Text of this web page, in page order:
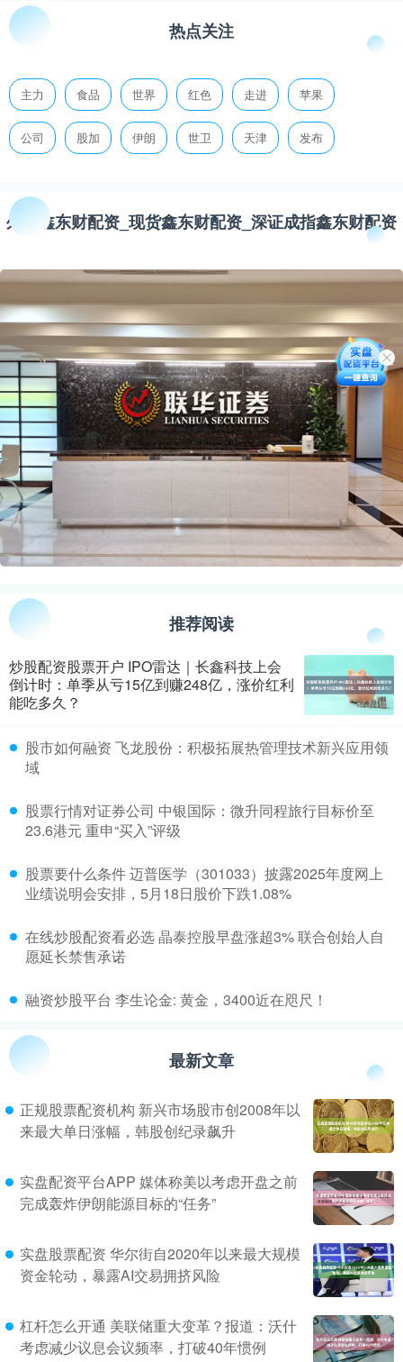
热点关注
主力 食品 世界 红色 走进 苹果
公司 股加 伊朗 世卫 天津 发布
外汇鑫东财配资_现货鑫东财配资_深证成指鑫东财配资
推荐阅读
炒股配资股票开户 IPO雷达｜长鑫科技上会
倒计时：单季从亏15亿到赚248亿，涨价红利
能吃多久？
​股市如何融资 飞龙股份：积极拓展热管理技术新兴应用领
域
​股票行情对证券公司 中银国际：微升同程旅行目标价至
23.6港元 重申“买入”评级
​股票要什么条件 迈普医学（301033）披露2025年度网上
业绩说明会安排，5月18日股价下跌1.08%
​在线炒股配资看必选 晶泰控股早盘涨超3% 联合创始人自
愿延长禁售承诺
​融资炒股平台 李生论金: 黄金，3400近在咫尺！
最新文章
正规股票配资机构 新兴市场股市创2008年以
来最大单日涨幅，韩股创纪录飙升
实盘配资平台APP 媒体称美以考虑开盘之前
完成轰炸伊朗能源目标的“任务”
实盘股票配资 华尔街自2020年以来最大规模
资金轮动，暴露AI交易拥挤风险
杠杆怎么开通 美联储重大变革？报道：沃什
考虑减少议息会议频率，打破40年惯例